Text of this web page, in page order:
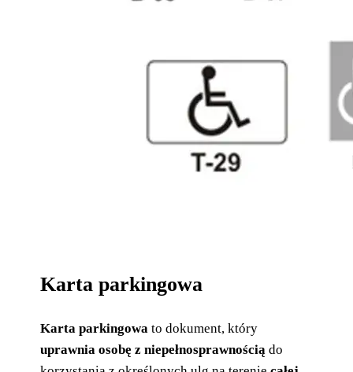
Karta parkingowa
Karta parkingowa to dokument, który
uprawnia osobę z niepełnosprawnością do